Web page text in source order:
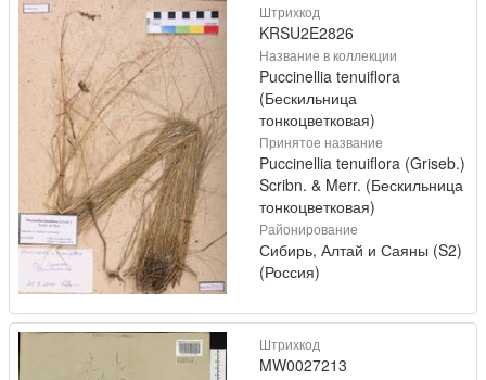
Штрихкод
KRSU2E2826
Название в коллекции
Puccinellia tenuiflora
(Бескильница
тонкоцветковая)
Принятое название
Puccinellia tenuiflora (Griseb.)
Scribn. & Merr. (Бескильница
тонкоцветковая)
Районирование
Сибирь, Алтай и Саяны (S2)
(Россия)
Штрихкод
MW0027213